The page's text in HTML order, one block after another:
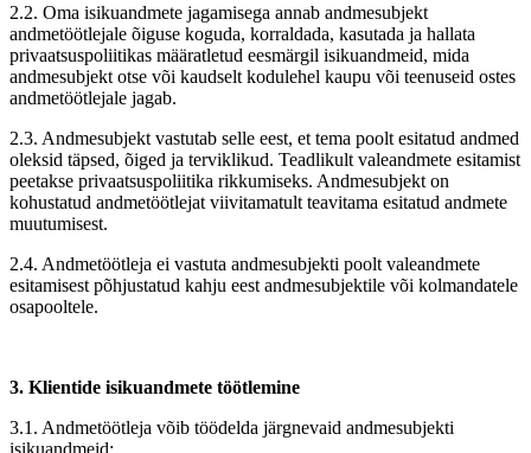
2.2. Oma isikuandmete jagamisega annab andmesubjekt
andmetöötlejale õiguse koguda, korraldada, kasutada ja hallata
privaatsuspoliitikas määratletud eesmärgil isikuandmeid, mida
andmesubjekt otse või kaudselt kodulehel kaupu või teenuseid ostes
andmetöötlejale jagab.
2.3. Andmesubjekt vastutab selle eest, et tema poolt esitatud andmed
oleksid täpsed, õiged ja terviklikud. Teadlikult valeandmete esitamist
peetakse privaatsuspoliitika rikkumiseks. Andmesubjekt on
kohustatud andmetöötlejat viivitamatult teavitama esitatud andmete
muutumisest.
2.4. Andmetöötleja ei vastuta andmesubjekti poolt valeandmete
esitamisest põhjustatud kahju eest andmesubjektile või kolmandatele
osapooltele.
3. Klientide isikuandmete töötlemine
3.1. Andmetöötleja võib töödelda järgnevaid andmesubjekti
isikuandmeid: